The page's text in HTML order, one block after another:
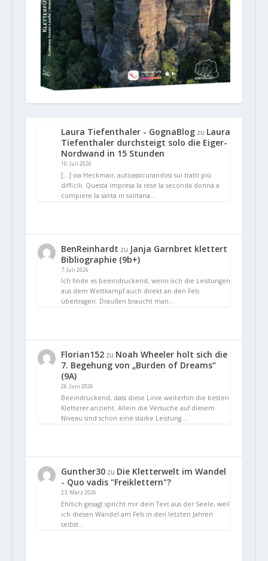
Laura Tiefenthaler - GognaBlogzu Laura
Tiefenthaler durchsteigt solo die Eiger-
Nordwand in 15 Stunden
10. Juli 2026
[…] via Heckmair, autoassicurandosi sui tratti più
difficili. Questa impresa la rese la seconda donna a
compiere la salita in solitaria…
BenReinhardt zu Janja Garnbret klettert
Bibliographie (9b+)
7. Juli 2026
Ich finde es beeindruckend, wenn sich die Leistungen
aus dem Wettkampf auch direkt an den Fels
übertragen. Draußen braucht man…
Florian152zu Noah Wheeler holt sich die
7. Begehung von „Burden of Dreams“
(9A)
26. Juni 2026
Beeindruckend, dass diese Linie weiterhin die besten
Kletterer anzieht. Allein die Versuche auf diesem
Niveau sind schon eine starke Leistung.…
Gunther30zu Die Kletterwelt im Wandel
- Quo vadis "Freiklettern"?
23. März 2026
Ehrlich gesagt spricht mir dein Text aus der Seele, weil
ich diesen Wandel am Fels in den letzten Jahren
selbst…